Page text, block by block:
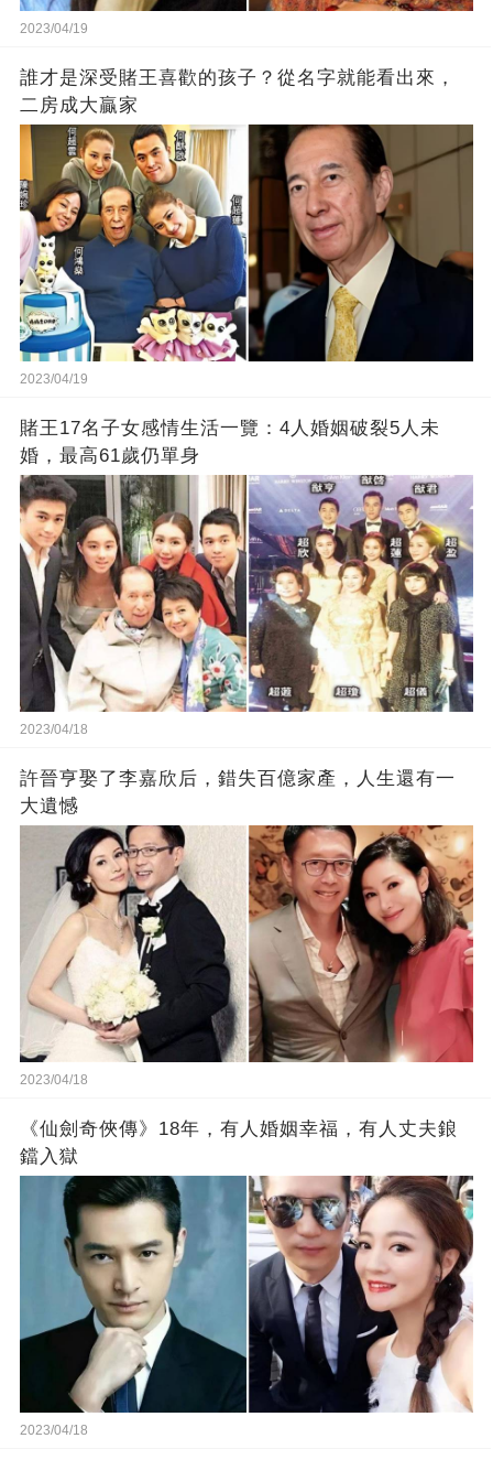
2023/04/19
誰才是深受賭王喜歡的孩子？從名字就能看出來，
二房成大贏家
2023/04/19
賭王17名子女感情生活一覽：4人婚姻破裂5人未
婚，最高61歲仍單身
2023/04/18
許晉亨娶了李嘉欣后，錯失百億家產，人生還有一
大遺憾
2023/04/18
《仙劍奇俠傳》18年，有人婚姻幸福，有人丈夫鋃
鐺入獄
2023/04/18